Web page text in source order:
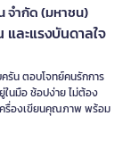
จำกัด (มหาชน)
และแรงบันดาลใจ
รัน ตอบโจทย์คนรักการ
ในมือ ช้อปง่าย ไม่ต้อง
ครื่องเขียนคุณภาพ พร้อม